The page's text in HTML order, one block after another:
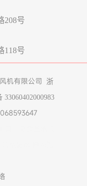
208号
118号
机有限公司 浙
33060402000983